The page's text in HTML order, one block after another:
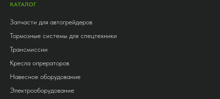
КАТАЛОГ
Запчасти для автогрейдеров
Тормозные системы для спецтехники
Трансмиссии
Кресла опрераторов
Навесное оборудование
Электрооборудование